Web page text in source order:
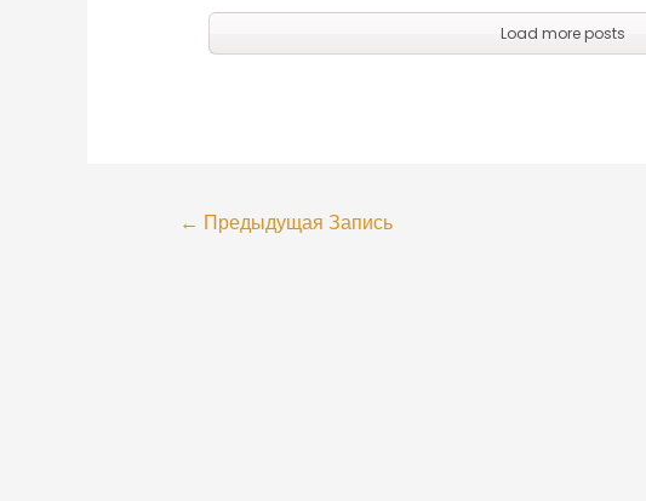
Load more posts
← Предыдущая Запись